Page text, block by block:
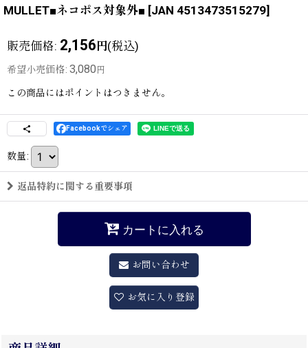
MULLET■ネコポス対象外■ [JAN 4513473515279]
販売価格: 2,156円(税込)
希望小売価格: 3,080 円
この商品にはポイントはつきません。
Facebookでシェア
数量:
返品特約に関する重要事項
カートに入れる
お問い合わせ
お気に入り登録